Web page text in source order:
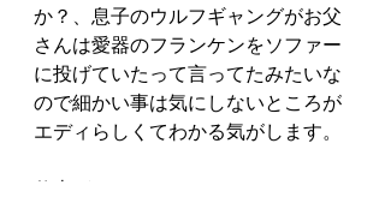
か？、息子のウルフギャングがお父
さんは愛器のフランケンをソファー
に投げていたって言ってたみたいな
ので細かい事は気にしないところが
エディらしくてわかる気がします。
仕上がったアストリアスをTさんに